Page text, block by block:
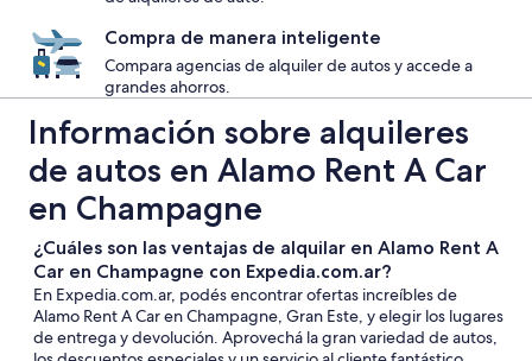
Compra de manera inteligente
Compara agencias de alquiler de autos y accede a
grandes ahorros.
Información sobre alquileres
de autos en Alamo Rent A Car
en Champagne
¿Cuáles son las ventajas de alquilar en Alamo Rent A
Car en Champagne con Expedia.com.ar?
En Expedia.com.ar, podés encontrar ofertas increíbles de
Alamo Rent A Car en Champagne, Gran Este, y elegir los lugares
de entrega y devolución. Aprovechá la gran variedad de autos,